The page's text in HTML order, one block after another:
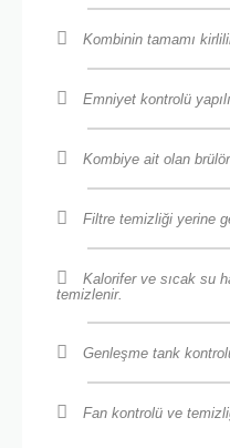
Kombinin tamamı
Emniyet kontrolü
Kombiye ait olan
Filtre temizliği yerine
Kalorifer ve sıcak su
temizlenir.
Genleşme tank
Fan kontrolü ve